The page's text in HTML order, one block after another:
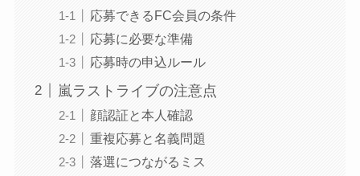
応募できるFC会員の条件
応募に必要な準備
応募時の申込ルール
嵐ラストライブの注意点
顔認証と本人確認
重複応募と名義問題
落選につながるミス